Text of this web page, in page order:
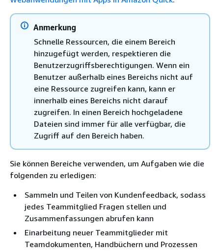
Anmerkung
Schnelle Ressourcen, die einem Bereich
hinzugefügt werden, respektieren die
Benutzerzugriffsberechtigungen. Wenn ein
Benutzer außerhalb eines Bereichs nicht auf
eine Ressource zugreifen kann, kann er
innerhalb eines Bereichs nicht darauf
zugreifen. In einen Bereich hochgeladene
Dateien sind immer für alle verfügbar, die
Zugriff auf den Bereich haben.
Sie können Bereiche verwenden, um Aufgaben wie die
folgenden zu erledigen:
Sammeln und Teilen von Kundenfeedback, sodass
jedes Teammitglied Fragen stellen und
Zusammenfassungen abrufen kann
Einarbeitung neuer Teammitglieder mit
Teamdokumenten, Handbüchern und Prozessen